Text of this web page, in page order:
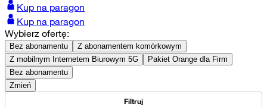
Kup na paragon
Kup na paragon
Wybierz ofertę:
Bez abonamentu
Z abonamentem komórkowym
Z mobilnym Internetem Biurowym 5G
Pakiet Orange dla Firm
Bez abonamentu
Zmień
Filtruj